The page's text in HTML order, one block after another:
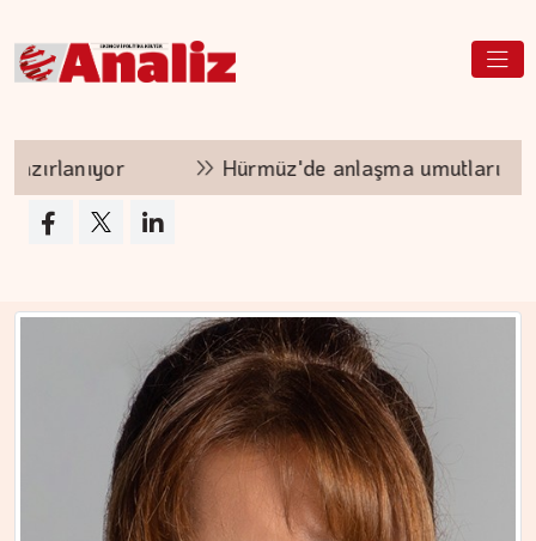
anlaşma umutları piyasaları rahatlattı
ÇİĞDEM MEN